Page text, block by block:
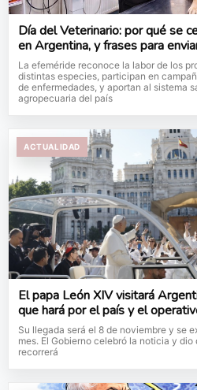
Día del Veterinario: por qué se
en Argentina, y frases para
La efeméride reconoce la labor de los
distintas especies, participan en
de enfermedades, y aportan al sistema
agropecuaria del país
ACTUALIDAD
El papa León XIV visitará
que hará por el país y el
Su llegada será el 8 de noviembre y se
mes. El Gobierno celebró la noticia y
recorrerá